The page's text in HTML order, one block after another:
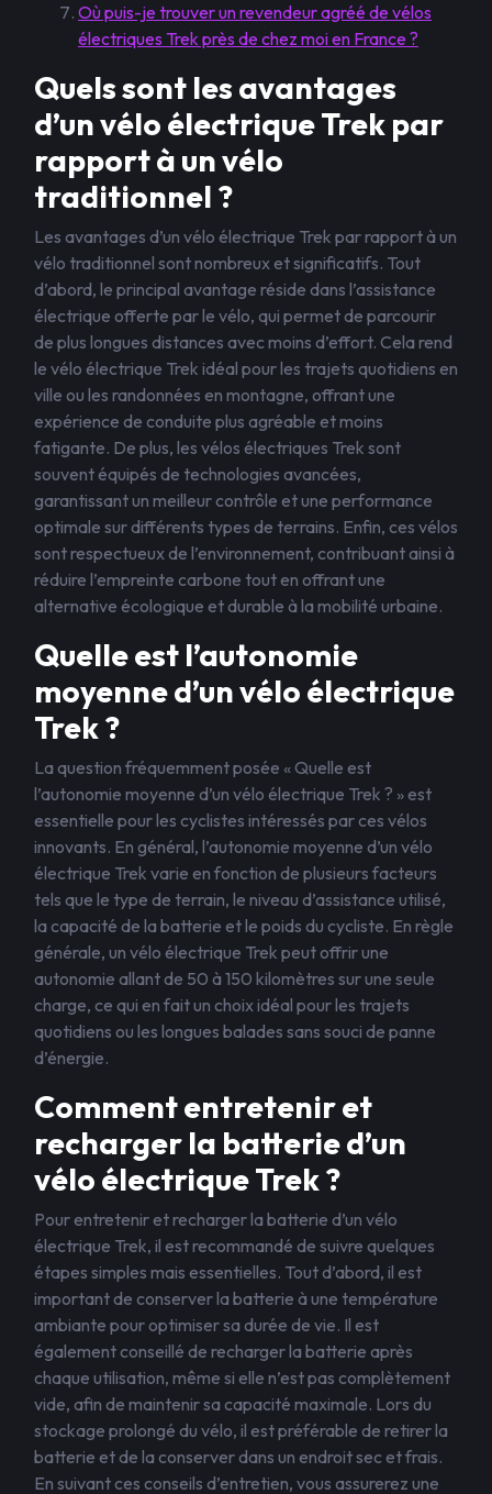
Où puis-je trouver un revendeur agréé de vélos
électriques Trek près de chez moi en France ?
Quels sont les avantages
d’un vélo électrique Trek par
rapport à un vélo
traditionnel ?
Les avantages d’un vélo électrique Trek par rapport à un
vélo traditionnel sont nombreux et significatifs. Tout
d’abord, le principal avantage réside dans l’assistance
électrique offerte par le vélo, qui permet de parcourir
de plus longues distances avec moins d’effort. Cela rend
le vélo électrique Trek idéal pour les trajets quotidiens en
ville ou les randonnées en montagne, offrant une
expérience de conduite plus agréable et moins
fatigante. De plus, les vélos électriques Trek sont
souvent équipés de technologies avancées,
garantissant un meilleur contrôle et une performance
optimale sur différents types de terrains. Enfin, ces vélos
sont respectueux de l’environnement, contribuant ainsi à
réduire l’empreinte carbone tout en offrant une
alternative écologique et durable à la mobilité urbaine.
Quelle est l’autonomie
moyenne d’un vélo électrique
Trek ?
La question fréquemment posée « Quelle est
l’autonomie moyenne d’un vélo électrique Trek ? » est
essentielle pour les cyclistes intéressés par ces vélos
innovants. En général, l’autonomie moyenne d’un vélo
électrique Trek varie en fonction de plusieurs facteurs
tels que le type de terrain, le niveau d’assistance utilisé,
la capacité de la batterie et le poids du cycliste. En règle
générale, un vélo électrique Trek peut offrir une
autonomie allant de 50 à 150 kilomètres sur une seule
charge, ce qui en fait un choix idéal pour les trajets
quotidiens ou les longues balades sans souci de panne
d’énergie.
Comment entretenir et
recharger la batterie d’un
vélo électrique Trek ?
Pour entretenir et recharger la batterie d’un vélo
électrique Trek, il est recommandé de suivre quelques
étapes simples mais essentielles. Tout d’abord, il est
important de conserver la batterie à une température
ambiante pour optimiser sa durée de vie. Il est
également conseillé de recharger la batterie après
chaque utilisation, même si elle n’est pas complètement
vide, afin de maintenir sa capacité maximale. Lors du
stockage prolongé du vélo, il est préférable de retirer la
batterie et de la conserver dans un endroit sec et frais.
En suivant ces conseils d’entretien, vous assurerez une